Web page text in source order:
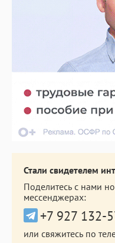
Стали свидетелем
Поделитесь с нами
мессенджерах:
+7 927 132-
или свяжитесь по